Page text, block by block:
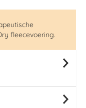
fleecevoering.